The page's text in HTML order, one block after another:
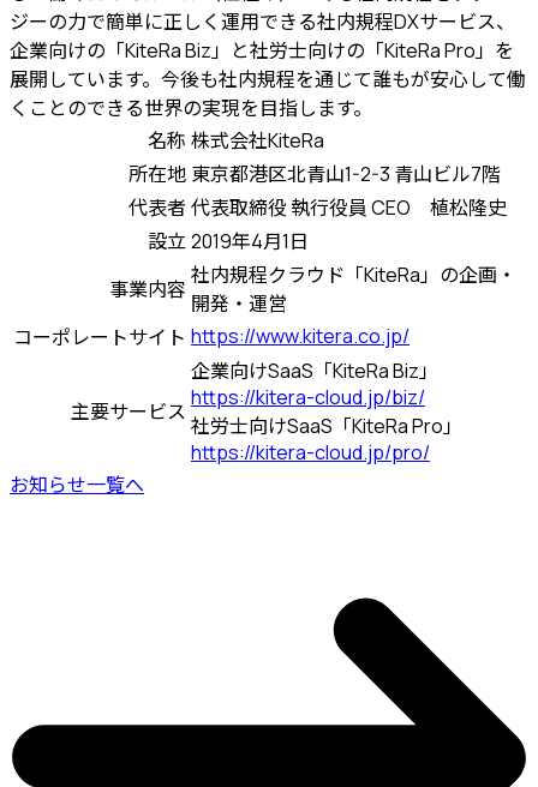
ジーの力で簡単に正しく運用できる社内規程DXサービス、
企業向けの「KiteRa Biz」と社労士向けの「KiteRa Pro」を
展開しています。今後も社内規程を通じて誰もが安心して働
くことのできる世界の実現を目指します。
名称 株式会社KiteRa
所在地 東京都港区北青山1-2-3 青山ビル7階
代表者代表取締役 執行役員 CEO 植松隆史
設立2019年4月1日
事業内容
社内規程クラウド「KiteRa」の企画・
開発・運営
コーポレートサイト https://www.kitera.co.jp/
主要サービス
企業向けSaaS「KiteRa Biz」
https://kitera-cloud.jp/biz/
社労士向けSaaS「KiteRa Pro」
https://kitera-cloud.jp/pro/
お知らせ一覧へ